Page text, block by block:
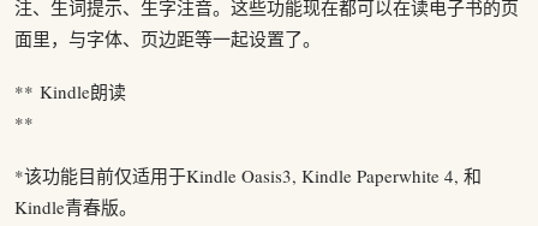
注、生词提示、生字注音。这些功能现在都可以在读电子书的页
面里，与字体、页边距等一起设置了。
** Kindle朗读
**
*该功能目前仅适用于Kindle Oasis3, Kindle Paperwhite 4, 和
Kindle青春版。